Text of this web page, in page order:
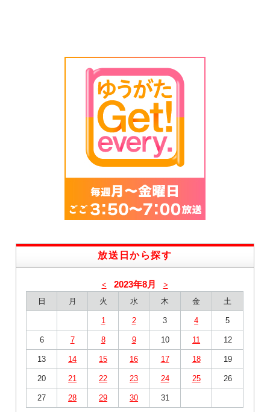
放送日から探す
< 2023年8月
>
日
月 火 水 木 金 土
1 2 3 4 5
6 7 8 9 10 11 12
13 14 15 16 17 18 19
20 21 22 23 24 25 26
27 28 29 30 31